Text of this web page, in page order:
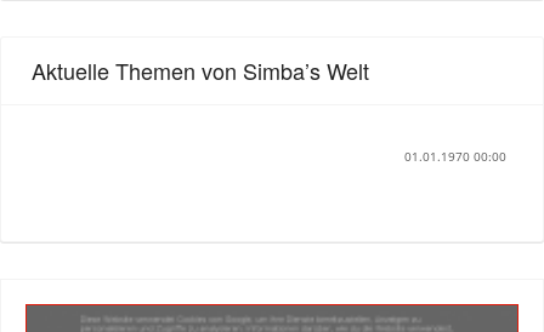
Aktuelle Themen von Simba’s Welt
01.01.1970 00:00